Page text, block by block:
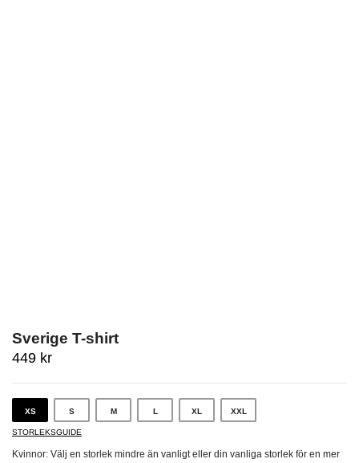
Sverige T-shirt
449 kr
XS S M L XL XXL
STORLEKSGUIDE
Kvinnor: Välj en storlek mindre än vanligt eller din vanliga storlek för en mer